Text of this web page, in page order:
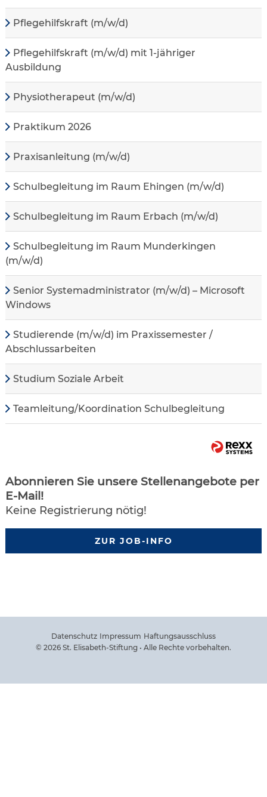
Pflegehilfskraft (m/w/d)
Pflegehilfskraft (m/w/d) mit 1-jähriger
Ausbildung
Physiotherapeut (m/w/d)
Praktikum 2026
Praxisanleitung (m/w/d)
Schulbegleitung im Raum Ehingen (m/w/d)
Schulbegleitung im Raum Erbach (m/w/d)
Schulbegleitung im Raum Munderkingen
(m/w/d)
Senior Systemadministrator (m/w/d) – Microsoft
Windows
Studierende (m/w/d) im Praxissemester /
Abschlussarbeiten
Studium Soziale Arbeit
Teamleitung/Koordination Schulbegleitung
Abonnieren Sie unsere Stellenangebote per
E-Mail!
Keine Registrierung nötig!
ZUR JOB-INFO
Datenschutz Impressum Haftungsausschluss
© 2026 St. Elisabeth-Stiftung • Alle Rechte vorbehalten.